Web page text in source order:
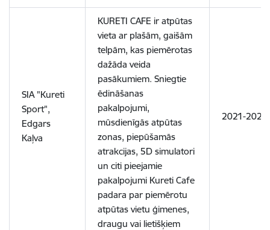
SIA "Kureti
Sport",
Edgars
Kaļva
KURETI CAFE ir atpūtas
vieta ar plašām, gaišām
telpām, kas piemērotas
dažāda veida
pasākumiem. Sniegtie
ēdināšanas
pakalpojumi,
mūsdienīgās atpūtas
zonas, piepūšamās
atrakcijas, 5D simulatori
un citi pieejamie
pakalpojumi Kureti Cafe
padara par piemērotu
atpūtas vietu ģimenes,
draugu vai lietišķiem
2021-2024